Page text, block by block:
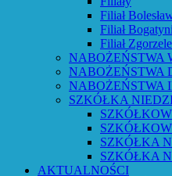
Filiał
Filiał
Filiał
NABOŻEŃSTWA
NABOŻEŃSTWA
NABOŻEŃSTWA
SZKÓŁKA
SZKÓŁKA
SZKÓŁKA
AKTUALNOŚCI